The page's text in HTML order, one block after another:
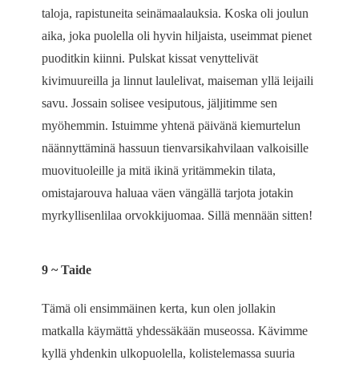
taloja, rapistuneita seinämaalauksia. Koska oli joulun
aika, joka puolella oli hyvin hiljaista, useimmat pienet
puoditkin kiinni. Pulskat kissat venyttelivät
kivimuureilla ja linnut laulelivat, maiseman yllä leijaili
savu. Jossain solisee vesiputous, jäljitimme sen
myöhemmin. Istuimme yhtenä päivänä kiemurtelun
näännyttäminä hassuun tienvarsikahvilaan valkoisille
muovituoleille ja mitä ikinä yritämmekin tilata,
omistajarouva haluaa väen vängällä tarjota jotakin
myrkyllisenlilaa orvokkijuomaa. Sillä mennään sitten!
9 ~ Taide
Tämä oli ensimmäinen kerta, kun olen jollakin
matkalla käymättä yhdessäkään museossa. Kävimme
kyllä yhdenkin ulkopuolella, kolistelemassa suuria